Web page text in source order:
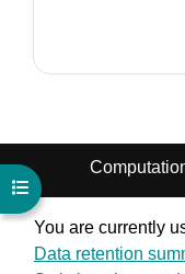
Open course index
You are currently
Data retention